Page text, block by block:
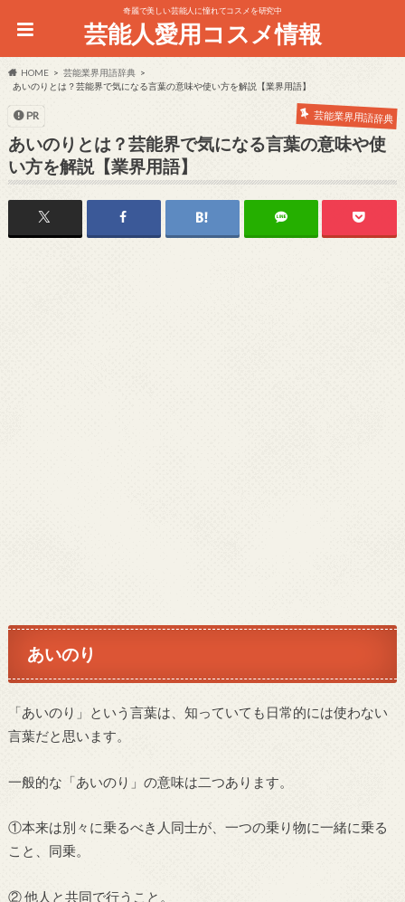
奇麗で美しい芸能人に憧れてコスメを研究中
芸能人愛用コスメ情報
HOME
芸能業界用語辞典
あいのりとは？芸能界で気になる言葉の意味や使い方を解説【業界用語】
芸能業界用語辞典
PR
あいのりとは？芸能界で気になる言葉の意味や使
い方を解説【業界用語】
あいのり
「あいのり」という言葉は、知っていても日常的には使わない
言葉だと思います。
一般的な「あいのり」の意味は二つあります。
①本来は別々に乗るべき人同士が、一つの乗り物に一緒に乗る
こと、同乗。
② 他人と共同で行うこと。